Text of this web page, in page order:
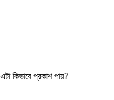
এটা কিভাবে প্রকাশ পায়?